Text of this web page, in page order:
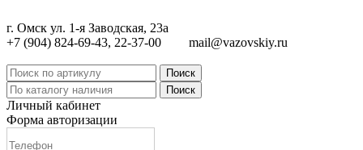
г. Омск ул. 1-я Заводская, 23а
+7 (904) 824-69-43, 22-37-00
mail@vazovskiy.ru
Поиск
Поиск
Личный кабинет
Форма авторизации